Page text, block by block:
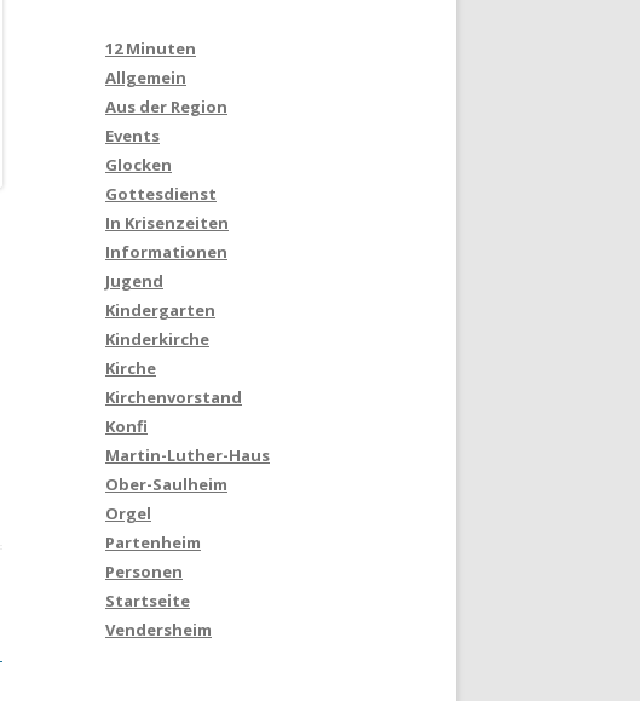
12 Minuten
Allgemein
Aus der Region
Events
Glocken
Gottesdienst
In Krisenzeiten
Informationen
Jugend
Kindergarten
Kinderkirche
Kirche
Kirchenvorstand
Konfi
Martin-Luther-Haus
Ober-Saulheim
Orgel
Partenheim
Personen
Startseite
Vendersheim